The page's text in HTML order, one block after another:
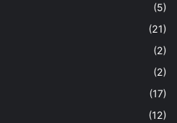
(5)
(21)
(2)
(2)
(17)
(12)